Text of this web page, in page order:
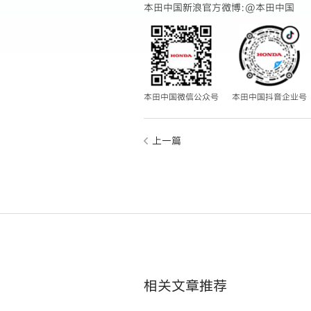
本田中国新浪官方微博:@本田中国
本田中国微信公众号 本田中国抖音企业号
上一篇
相关文章推荐